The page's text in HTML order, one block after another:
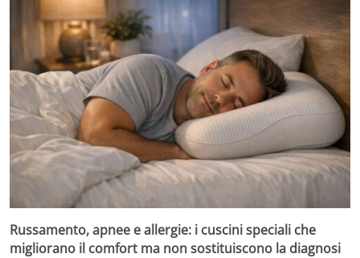
Russamento, apnee e allergie: i cuscini speciali che
migliorano il comfort ma non sostituiscono la diagnosi